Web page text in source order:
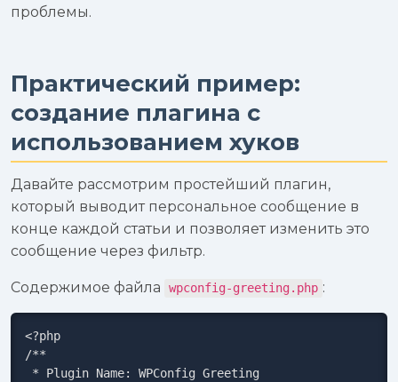
проблемы.
Практический пример:
создание плагина с
использованием хуков
Давайте рассмотрим простейший плагин,
который выводит персональное сообщение в
конце каждой статьи и позволяет изменить это
сообщение через фильтр.
Содержимое файла wpconfig-greeting.php :
<?php
/**